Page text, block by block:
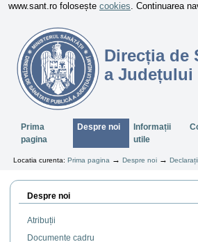
www.sant.ro folosește cookies. Continuarea
Direcția de
a Județului
SectiuniPrima
pagina
Despre noi
Informații
utile
Locatia curenta: Prima pagina →Despre noi →
Despre noi
Atribuții
Documente cadru